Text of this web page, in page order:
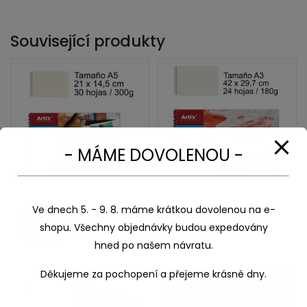
Související produkty
Blok de Acuarela Artix A5
kroužkový
Blok pro akvarel Artix
42×29,7/180g g/m2
179,00Kč
- MÁME DOVOLENOU -
Ve dnech 5. - 9. 8. máme krátkou dovolenou na e-
shopu. Všechny objednávky budou expedovány
hned po našem návratu.
Děkujeme za pochopení a přejeme krásné dny.